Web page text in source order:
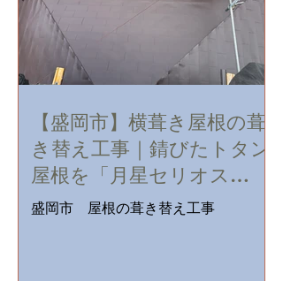
【盛岡市】横葺き屋根の葺
き替え工事｜錆びたトタン
屋根を「月星セリオス
SGL」へ
盛岡市 屋根の葺き替え工事